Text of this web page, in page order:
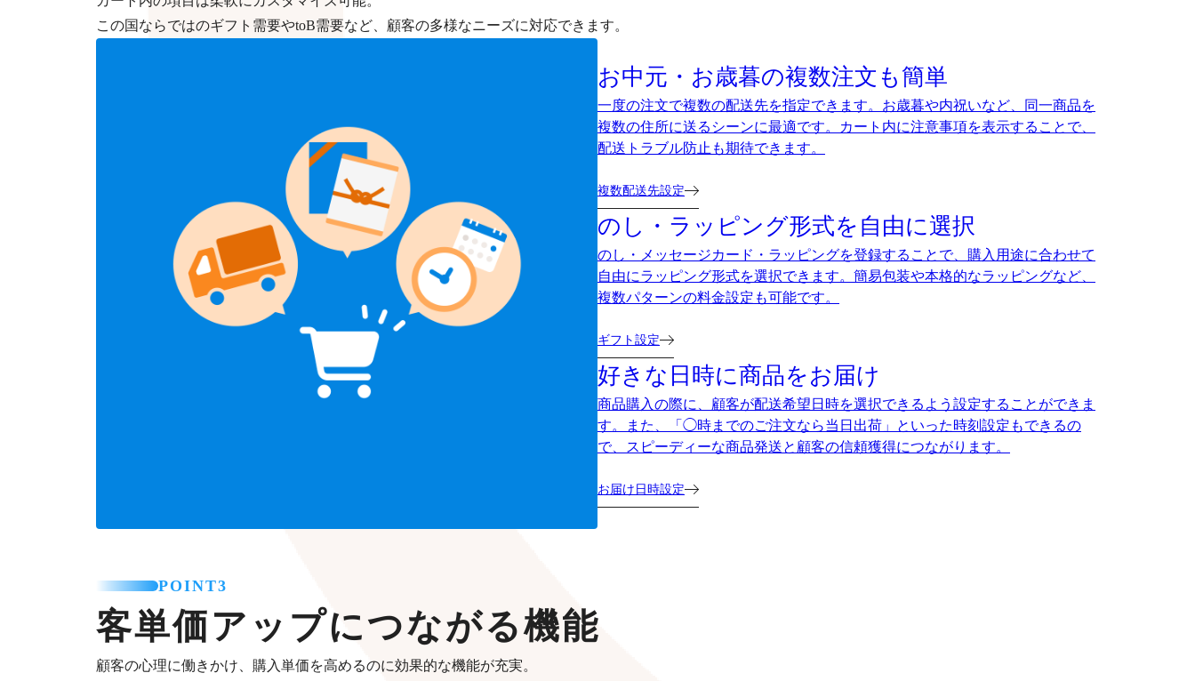
この国ならではのギフト需要やtoB需要など、顧客の多様なニーズに対応できます。
お中元・お歳暮の複数注文も簡単
一度の注文で複数の配送先を指定できます。お歳暮や内祝いなど、同一商品を
複数の住所に送るシーンに最適です。カート内に注意事項を表示することで、
配送トラブル防止も期待できます。
複数配送先設定
のし・ラッピング形式を自由に選択
のし・メッセージカード・ラッピングを登録することで、購入用途に合わせて
自由にラッピング形式を選択できます。簡易包装や本格的なラッピングなど、
複数パターンの料金設定も可能です。
ギフト設定
好きな日時に商品をお届け
商品購入の際に、顧客が配送希望日時を選択できるよう設定することができま
す。また、「◯時までのご注文なら当日出荷」といった時刻設定もできるの
で、スピーディーな商品発送と顧客の信頼獲得につながります。
お届け日時設定
POINT3
客単価アップにつながる機能
顧客の心理に働きかけ、購入単価を高めるのに効果的な機能が充実。